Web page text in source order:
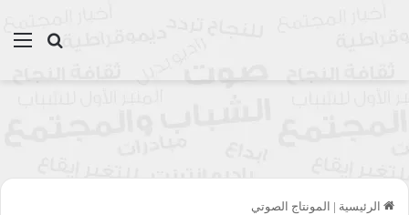
بحث
الرئيسية | المونتاج الصوتي